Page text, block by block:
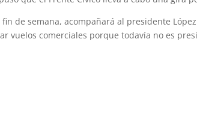
de semana, acompañará al presidente
vuelos comerciales porque todavía no es